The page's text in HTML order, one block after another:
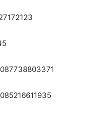
087738803371